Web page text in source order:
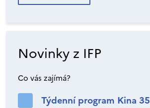
Novinky z IFP
Co vás zajímá?
Týdenní program Kina 35